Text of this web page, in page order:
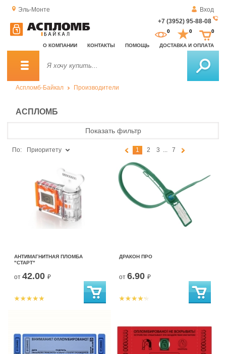
Эль-Монте
Вход
+7 (3952) 95-88-08
О КОМПАНИИ КОНТАКТЫ ПОМОЩЬ ДОСТАВКА И ОПЛАТА
0 0 0
Аспломб-Байкал Производители
АСПЛОМБ
Показать фильтр
По: Приоритету 1 2 3 ... 7
АНТИМАГНИТНАЯ ПЛОМБА
"СТАРТ"
от 42.00 ₽
ДРАКОН ПРО
от 6.90 ₽